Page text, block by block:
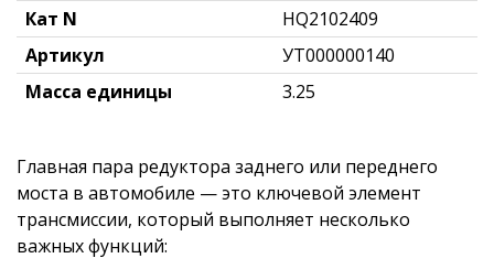
Кат N
HQ2102409
Артикул
УТ000000140
Масса единицы
3.25
Главная пара редуктора заднего или переднего
моста в автомобиле — это ключевой элемент
трансмиссии, который выполняет несколько
важных функций: